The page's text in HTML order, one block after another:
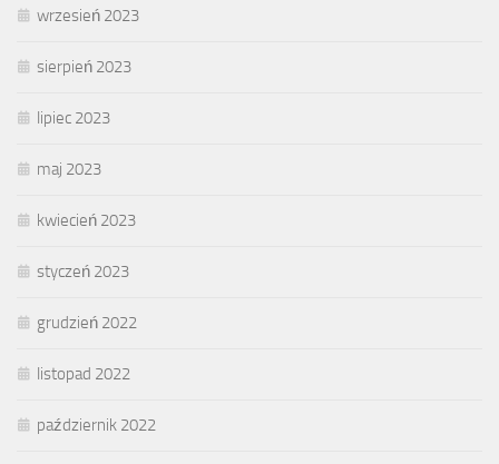
wrzesień 2023
sierpień 2023
lipiec 2023
maj 2023
kwiecień 2023
styczeń 2023
grudzień 2022
listopad 2022
październik 2022